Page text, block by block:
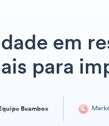
em
para
Equipe Beambox